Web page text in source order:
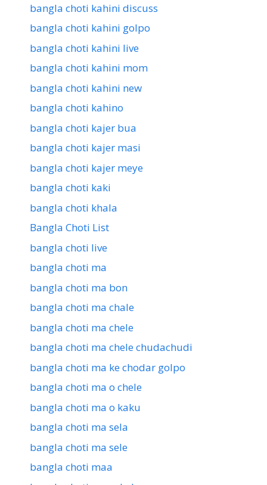
bangla choti kahini discuss
bangla choti kahini golpo
bangla choti kahini live
bangla choti kahini mom
bangla choti kahini new
bangla choti kahino
bangla choti kajer bua
bangla choti kajer masi
bangla choti kajer meye
bangla choti kaki
bangla choti khala
Bangla Choti List
bangla choti live
bangla choti ma
bangla choti ma bon
bangla choti ma chale
bangla choti ma chele
bangla choti ma chele chudachudi
bangla choti ma ke chodar golpo
bangla choti ma o chele
bangla choti ma o kaku
bangla choti ma sela
bangla choti ma sele
bangla choti maa